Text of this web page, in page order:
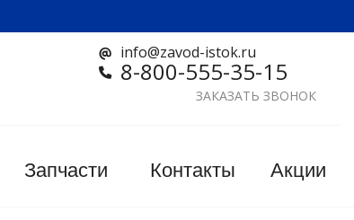
info@zavod-istok.ru
8-800-555-35-15
ЗАКАЗАТЬ ЗВОНОК
Запчасти Контакты Акции